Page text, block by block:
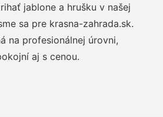
jablone a hrušku v našej
sa pre krasna-zahrada.sk.
na profesionálnej úrovni,
aj s cenou.